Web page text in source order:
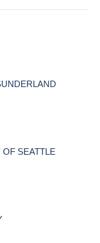
SEATTLE